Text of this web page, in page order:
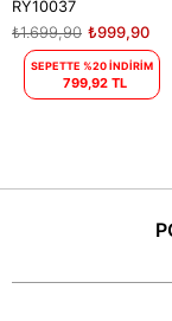
RY10037
₺999,90
₺1.699,90
SEPETTE %20 İNDİRİM
799,92 TL